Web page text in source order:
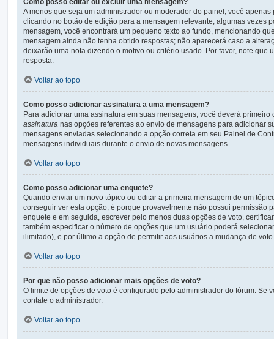
A menos que seja um administrador ou moderador do painel, você
clicando no botão de edição para a mensagem relevante, algumas vezes
mensagem, você encontrará um pequeno texto ao fundo, mencionando
mensagem ainda não tenha obtido respostas; não aparecerá caso a
deixarão uma nota dizendo o motivo ou critério usado. Por favor, note
resposta.
Voltar ao topo
Como posso adicionar assinatura a uma mensagem?
Para adicionar uma assinatura em suas mensagens, você deverá
assinatura nas opções referentes ao envio de mensagens para adicionar
mensagens enviadas selecionando a opção correta em seu Painel de
mensagens individuais durante o envio de novas mensagens.
Voltar ao topo
Como posso adicionar uma enquete?
Quando enviar um novo tópico ou editar a primeira mensagem de um
conseguir ver esta opção, é porque provavelmente não possui permissão
enquete e em seguida, escrever pelo menos duas opções de voto,
também especificar o número de opções que um usuário poderá
ilimitado), e por último a opção de permitir aos usuários a mudança de voto.
Voltar ao topo
Por que não posso adicionar mais opções de voto?
O limite de opções de voto é configurado pelo administrador do fórum.
contate o administrador.
Voltar ao topo